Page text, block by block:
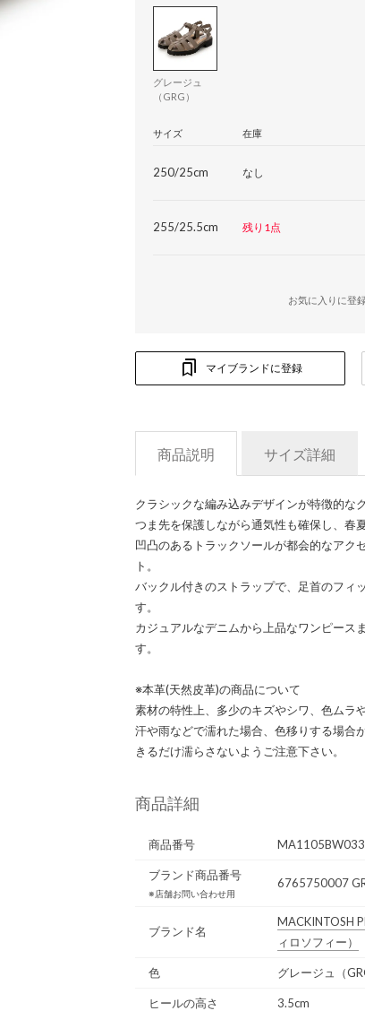
グレージュ
（GRG）
サイズ 在庫
250/25cm なし
255/25.5cm 残り1点
お気に入りに登
マイブランドに登録
商品説明 サイズ詳細
クラシックな編み込みデザインが特徴的な
つま先を保護しながら通気性も確保し、春
凹凸のあるトラックソールが都会的なアク
ト。
バックル付きのストラップで、足首のフィ
す。
カジュアルなデニムから上品なワンピース
す。
※本革(天然皮革)の商品について
素材の特性上、多少のキズやシワ、色ムラ
汗や雨などで濡れた場合、色移りする場合
きるだけ濡らさないようご注意下さい。
商品詳細
商品番号
ブランド商品番号
※店舗お問い合わせ用
6765750007
ブランド名
MACKINTOSH
ィロソフィー）
色 グレージュ（
ヒールの高さ 3.5cm